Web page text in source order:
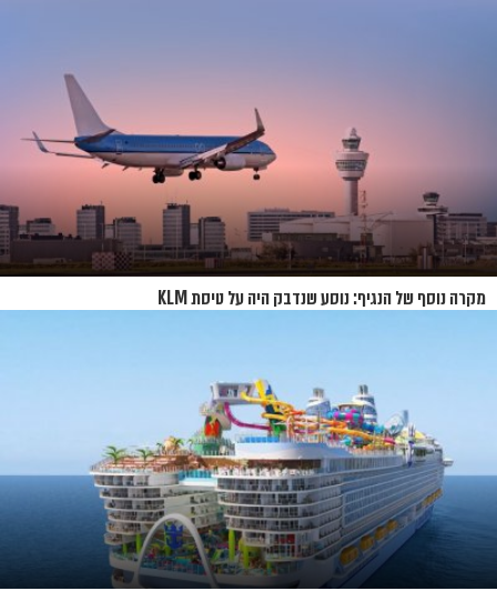
מקרה נוסף של הנגיף: נוסע שנדבק היה על טיסת KLM